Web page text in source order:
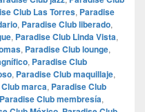
Club Las Torres, Paradise
, Paradise Club liberado,
, Paradise Club Linda Vista,
, Paradise Club lounge,
, Paradise Club
, Paradise Club maquillaje,
marca, Paradise Club
Paradise Club membresía,